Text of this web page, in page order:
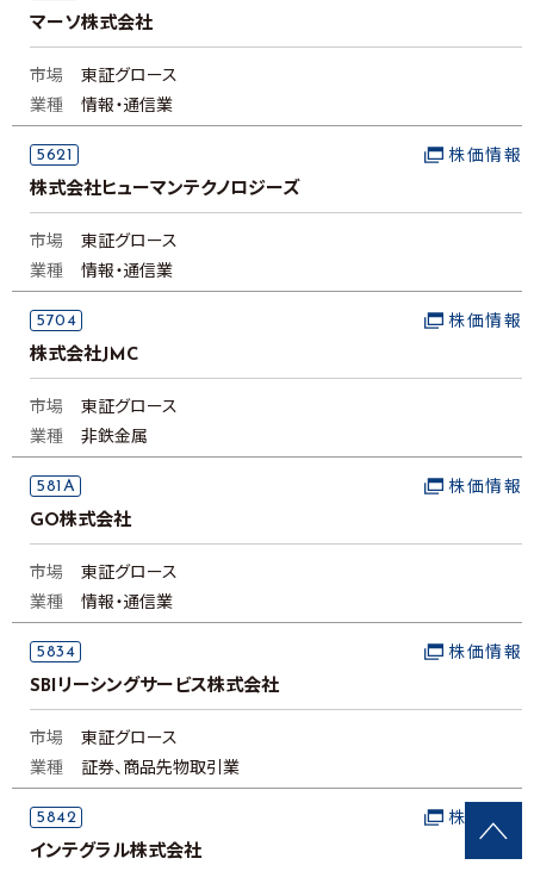
マーソ株式会社
市場
東証グロース
業種
情報・通信業
5621
株式会社ヒューマンテクノロジーズ
株価情報
市場
東証グロース
業種
情報・通信業
5704
株式会社JMC
株価情報
市場
東証グロース
業種
非鉄金属
581A
GO株式会社
株価情報
市場
東証グロース
業種
情報・通信業
5834
SBIリーシングサービス株式会社
株価情報
市場
東証グロース
業種
証券、商品先物取引業
5842
インテグラル株式会社
株価情報